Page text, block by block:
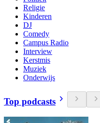
Religie
Kinderen
DJ
Comedy
Campus Radio
Interview
Kerstmis
Muziek
Onderwijs
Top podcasts